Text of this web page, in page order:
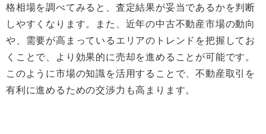
格相場を調べてみると、査定結果が妥当であるかを判断
しやすくなります。また、近年の中古不動産市場の動向
や、需要が高まっているエリアのトレンドを把握してお
くことで、より効果的に売却を進めることが可能です。
このように市場の知識を活用することで、不動産取引を
有利に進めるための交渉力も高まります。